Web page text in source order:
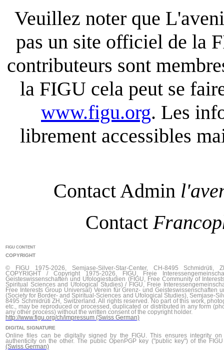
Veuillez noter que
pas un site officiel de la
contributeurs sont
la FIGU cela peut se
www.figu.org. Les
librement accessibles
Contact Admin
Contact
FIGU CONTENT
COPYRIGHT
© FIGU 1975-2026, Semjase-Silver-Star-Center, CH-8495 Schmidrüti,
COPYRIGHT / Copyright 1975-2026, FIGU, Freie
Geisteswissenschaften und Ufologiestudien (FIGU, Free Community of
Spiritual Sciences and Ufological Studies) / FIGU, Freie
Free Interests Group Universal) Verein für Grenz- und Geisteswissenschaften
(Society for Border- and Spiritual-Sciences and Ufological Studies), Semjase-
8495 Schmidrüti ZH, Switzerland. All rights reserved. No part of this work,
etc., may be reproduced or processed, duplicated or distributed in any form
any other process) without the written consent of the copyright holder.
http://www.figu.org/ch/impressum (Swiss German)
DIGITAL SIGNATURE
Online files can be digitally signed by the FIGU. This ensures integrity
authenticity on the other. The public OpenPGP key ("public key") of the
(Swiss German)